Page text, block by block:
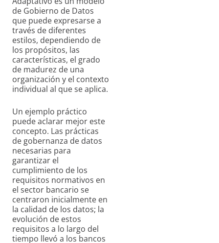
de Gobierno de Datos
que puede expresarse a
través de diferentes
estilos, dependiendo de
los propósitos, las
características, el grado
de madurez de una
organización y el contexto
individual al que se aplica.
Un ejemplo práctico
puede aclarar mejor este
concepto. Las prácticas
de gobernanza de datos
necesarias para
garantizar el
cumplimiento de los
requisitos normativos en
el sector bancario se
centraron inicialmente en
la calidad de los datos; la
evolución de estos
requisitos a lo largo del
tiempo llevó a los bancos